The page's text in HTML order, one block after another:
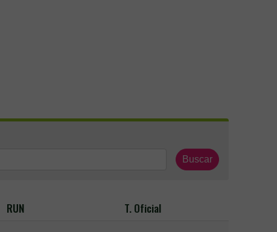
Buscar
RUN T. Oficial